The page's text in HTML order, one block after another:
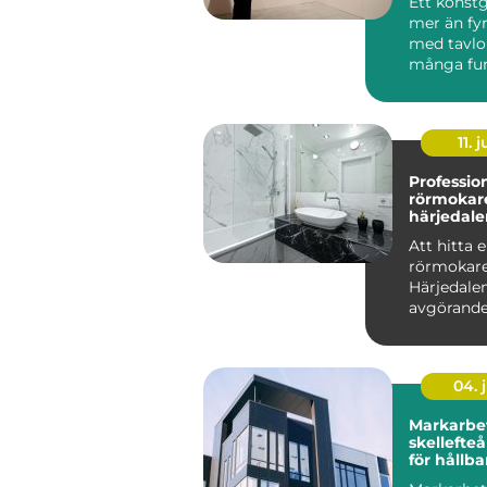
mer än
med
många
11.
Att hitta
04.
skellefteå grunden
för